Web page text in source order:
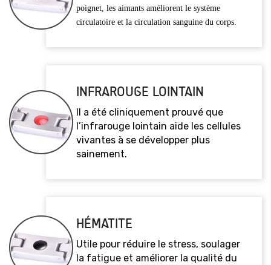
poignet, les aimants améliorent le système
circulatoire et la circulation sanguine du corps.
INFRAROUGE LOINTAIN
Il a été cliniquement prouvé que
l’infrarouge lointain aide les cellules
vivantes à se développer plus
sainement.
HÉMATITE
Utile pour réduire le stress, soulager
la fatigue et améliorer la qualité du